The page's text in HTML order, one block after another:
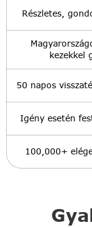
Részletes,
kezekkel
50 napos
Igény esetén
100,000+